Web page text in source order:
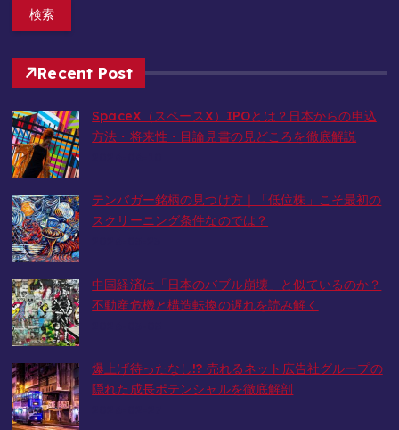
Recent Post
SpaceX（スペースX）IPOとは？日本からの申込
方法・将来性・目論見書の見どころを徹底解説
テンバガー銘柄の見つけ方｜「低位株」こそ最初の
スクリーニング条件なのでは？
中国経済は「日本のバブル崩壊」と似ているのか？
不動産危機と構造転換の遅れを読み解く
爆上げ待ったなし!? 売れるネット広告社グループの
隠れた成長ポテンシャルを徹底解剖